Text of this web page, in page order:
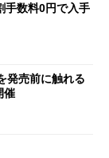
手数料0円で入手
発売前に触れる
催